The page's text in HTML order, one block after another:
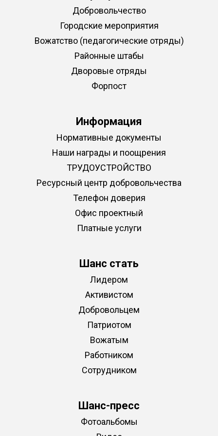
Добровольчество
Городские мероприятия
Вожатство (педагогические отряды)
Районные штабы
Дворовые отряды
Форпост
Информация
Нормативные документы
Наши награды и поощрения
ТРУДОУСТРОЙСТВО
Ресурсный центр добровольчества
Телефон доверия
Офис проектный
Платные услуги
Шанс стать
Лидером
Активистом
Добровольцем
Патриотом
Вожатым
Работником
Сотрудником
Шанс-пресс
Фотоальбомы